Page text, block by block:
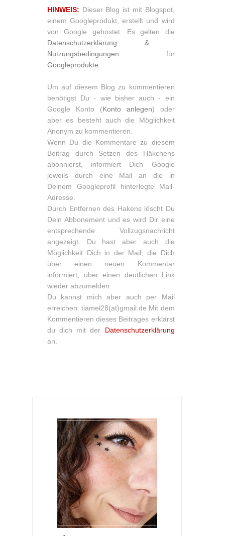
HINWEIS: Dieser Blog ist mit Blogspot,
einem Googleprodukt, erstellt und wird
von Google gehostet. Es gelten die
Datenschutzerklärung &
Nutzungsbedingungen
für
Googleprodukte
Um auf diesem Blog zu kommentieren
benötigst Du - wie bisher auch - ein
Google Konto (Konto anlegen) oder
aber es besteht auch die Möglichkeit
Anonym zu kommentieren.
Wenn Du die Kommentare zu diesem
Beitrag durch Setzen des Häkchens
abonnierst, informiert Dich Google
jeweils durch eine Mail an die in
Deinem Googleprofil hinterlegte Mail-
Adresse.
Durch Entfernen des Hakens löscht Du
Dein Abbonement und es wird Dir eine
entsprechende Vollzugsnachricht
angezeigt. Du hast aber auch die
Möglichkeit Dich in der Mail, die Dich
über einen neuen Kommentar
informiert, über einen deutlichen Link
wieder abzumelden.
Du kannst mich aber auch per Mail
erreichen: tiamel28(at)gmail.de Mit dem
Kommentieren dieses Beitrages erklärst
du dich mit der Datenschutzerklärung
an.